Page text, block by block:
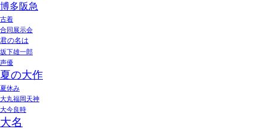
博多阪急
古着
合同展示会
君の名は
坂下雄一郎
声優
夏の大作
夏休み
大丸福岡天神
大今良時
大名